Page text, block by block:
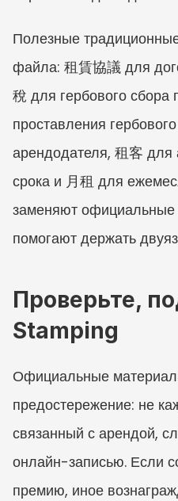
Полезные
файла: 租賃協議 для
稅 для гербового
проставления
арендодателя, 租客
срока и 月租 для
заменяют
помогают держать
Проверьте,
Stamping
Официальные
предостережение: не
связанный с арендой,
онлайн-записью. Если
премию, иное